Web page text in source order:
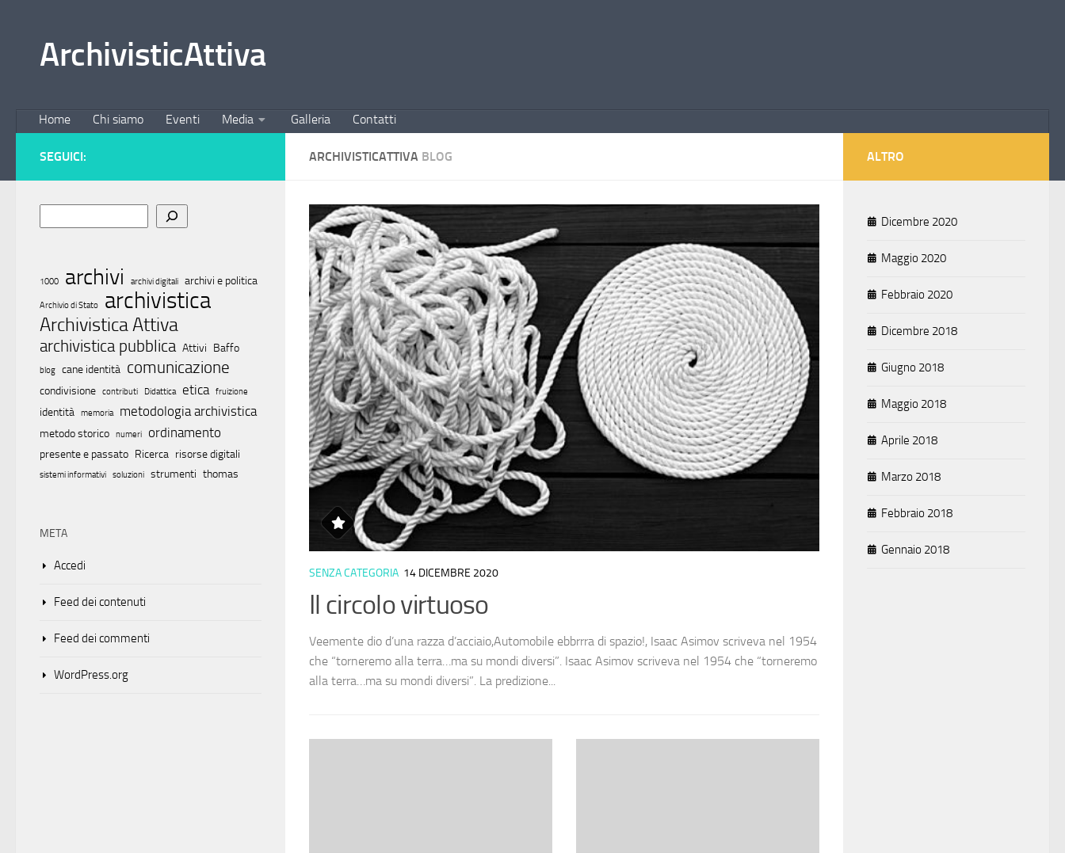
ArchivisticAttiva
Home Chi siamo Eventi Media Galleria Contatti
ARCHIVISTICATTIVA BLOG
SENZA CATEGORIA 14 DICEMBRE 2020
Il circolo virtuoso
Veemente dio d’una razza d’acciaio,Automobile ebbrrra di spazio!, Isaac Asimov scriveva nel 1954
che “torneremo alla terra…ma su mondi diversi”. Isaac Asimov scriveva nel 1954 che “torneremo
alla terra…ma su mondi diversi”. La predizione...
SEGUICI:
1000 archivi archivi digitali archivi e politica
Archivio di Stato archivistica
Archivistica Attiva
archivistica pubblica Attivi Baffo
blog cane identità comunicazione
condivisione contributi Didattica etica fruizione
identità memoria metodologia archivistica
metodo storico numeri ordinamento
presente e passato Ricerca risorse digitali
sistemi informativi soluzioni strumenti thomas
META
Accedi
Feed dei contenuti
Feed dei commenti
WordPress.org
ALTRO
Dicembre 2020
Maggio 2020
Febbraio 2020
Dicembre 2018
Giugno 2018
Maggio 2018
Aprile 2018
Marzo 2018
Febbraio 2018
Gennaio 2018